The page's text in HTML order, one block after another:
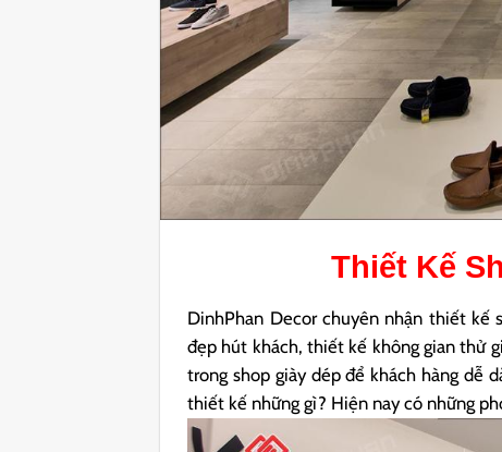
Thiết Kế
DinhPhan Decor chuyên nhận thiết kế
đẹp hút khách, thiết kế không gian thử
trong shop giày dép để khách hàng dễ
thiết kế những gì? Hiện nay có những